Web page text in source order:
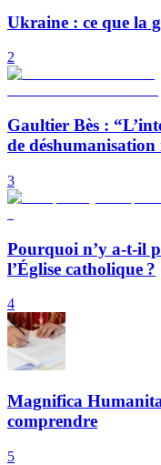
Ukraine : ce que la
2
Gaultier Bès :
de déshumanisation
3
Pourquoi n’y a-t-il
l’Église catholique ?
4
Magnifica
comprendre
5